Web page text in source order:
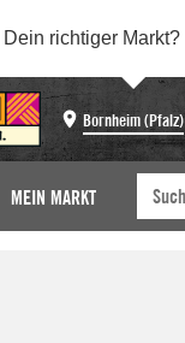
Dein richtiger Markt?
Bornheim (Pfalz)
MEIN MARKT